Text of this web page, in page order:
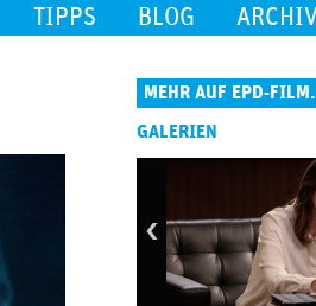
TIPPS BLOG ARCHIV
MEHR AUF EPD-
GALERIEN